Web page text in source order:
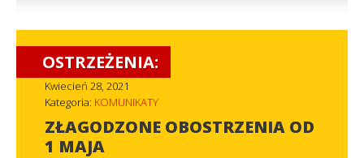
OSTRZEŻENIA:
Kwiecień 28, 2021
Kategoria: KOMUNIKATY
ZŁAGODZONE OBOSTRZENIA OD
1 MAJA